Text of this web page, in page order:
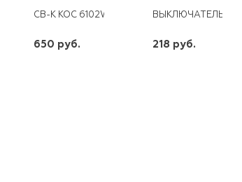
ЗУБР
СВ-К KOC 6102W 60W E27 БЕЛ.ВНИЗ
650 руб.
ВЫКЛЮЧАТЕЛЬ
218 руб.